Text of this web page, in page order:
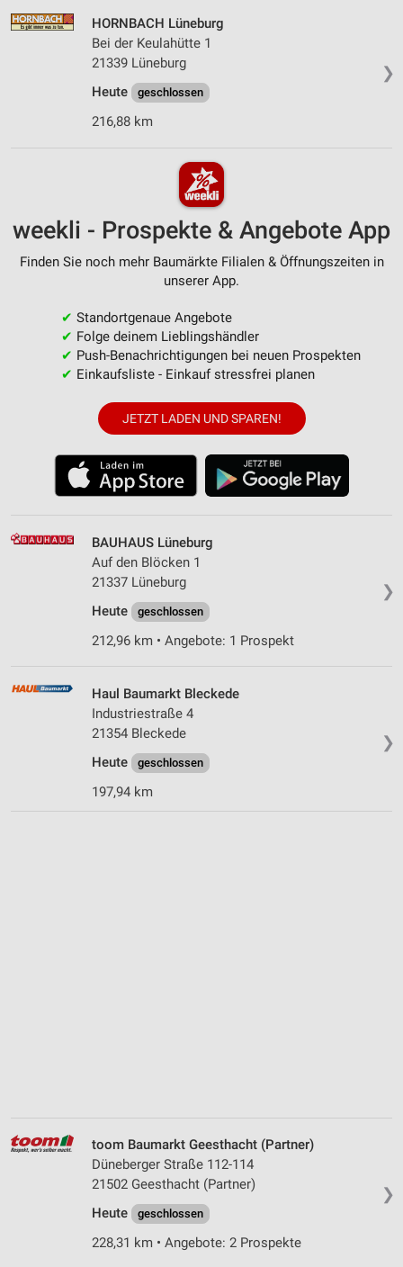
❯
HORNBACH Lüneburg
Bei der Keulahütte 1
21339 Lüneburg
Heute
geschlossen
216,88 km
weekli - Prospekte & Angebote App
Finden Sie noch mehr Baumärkte Filialen & Öffnungszeiten in
unserer App.
✔ Standortgenaue Angebote
✔ Folge deinem Lieblingshändler
✔ Push-Benachrichtigungen bei neuen Prospekten
✔ Einkaufsliste - Einkauf stressfrei planen
JETZT LADEN UND SPAREN!
❯
BAUHAUS Lüneburg
Auf den Blöcken 1
21337 Lüneburg
Heute
geschlossen
212,96 km • Angebote: 1 Prospekt
❯
Haul Baumarkt Bleckede
Industriestraße 4
21354 Bleckede
Heute
geschlossen
197,94 km
❯
toom Baumarkt Geesthacht (Partner)
Düneberger Straße 112-114
21502 Geesthacht (Partner)
Heute
geschlossen
228,31 km • Angebote: 2 Prospekte